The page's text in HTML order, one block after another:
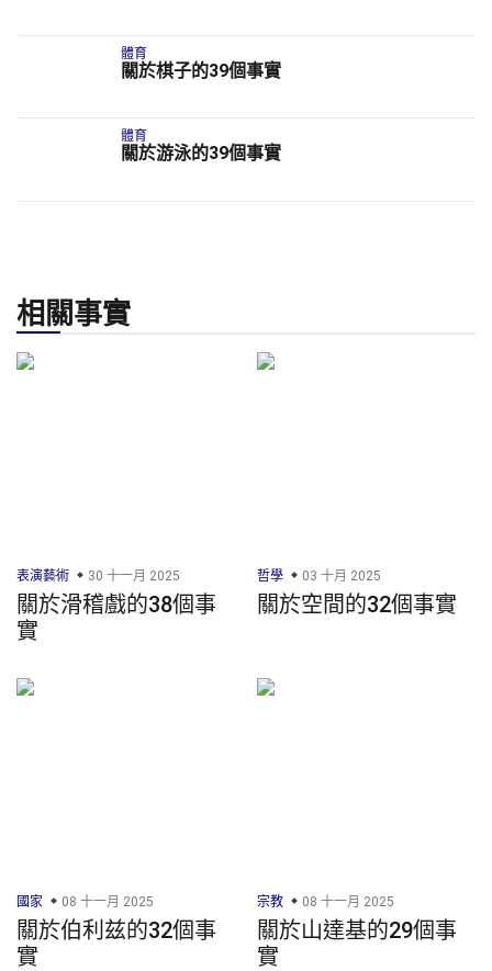
體育
關於棋子的39個事實
體育
關於游泳的39個事實
相關事實
表演藝術 30 十一月 2025
關於滑稽戲的38個事
實
哲學 03 十月 2025
關於空間的32個事實
國家 08 十一月 2025
關於伯利兹的32個事
實
宗教 08 十一月 2025
關於山達基的29個事
實